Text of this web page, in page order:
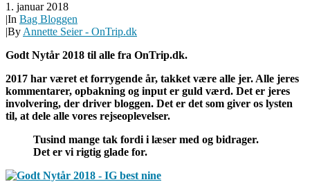
1. januar 2018
|In Bag Bloggen
|By Annette Seier - OnTrip.dk
Godt Nytår 2018 til alle fra OnTrip.dk.
2017 har været et forrygende år, takket være alle jer. Alle jeres
kommentarer, opbakning og input er guld værd. Det er jeres
involvering, der driver bloggen. Det er det som giver os lysten
til, at dele alle vores rejseoplevelser.
Tusind mange tak fordi i læser med og bidrager.
Det er vi rigtig glade for.